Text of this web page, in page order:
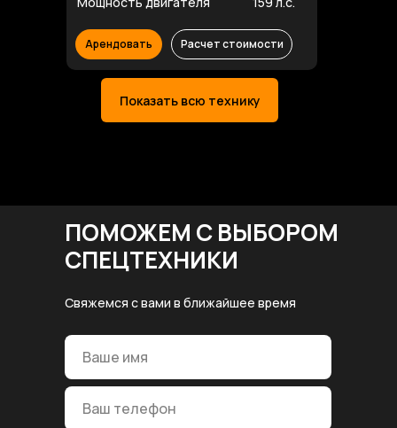
Показать всю технику
Арендовать Расчет стоимости
ПОМОЖЕМ С ВЫБОРОМ
СПЕЦТЕХНИКИ
Свяжемся с вами в ближайшее время